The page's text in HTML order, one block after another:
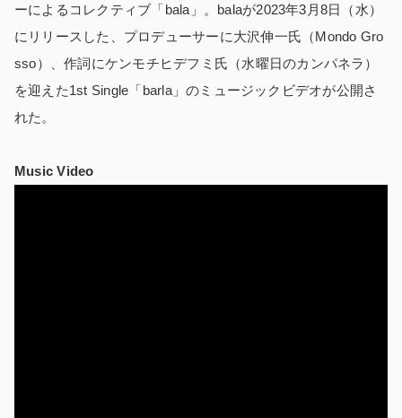
ーによるコレクティブ「bala」。balaが2023年3月8日（水）
にリリースした、プロデューサーに大沢伸一氏（Mondo Gro
sso）、作詞にケンモチヒデフミ氏（水曜日のカンパネラ）
を迎えた1st Single「barla」のミュージックビデオが公開さ
れた。
Music Video